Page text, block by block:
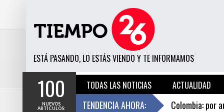
ESTÁ PASANDO, LO ESTÁS VIENDO Y TE INFORMAMOS
TODAS LAS NOTICIAS ACTUALIDAD
TENDENCIA AHORA: Colombia: por
100
NUEVOS
ARTÍCULOS: